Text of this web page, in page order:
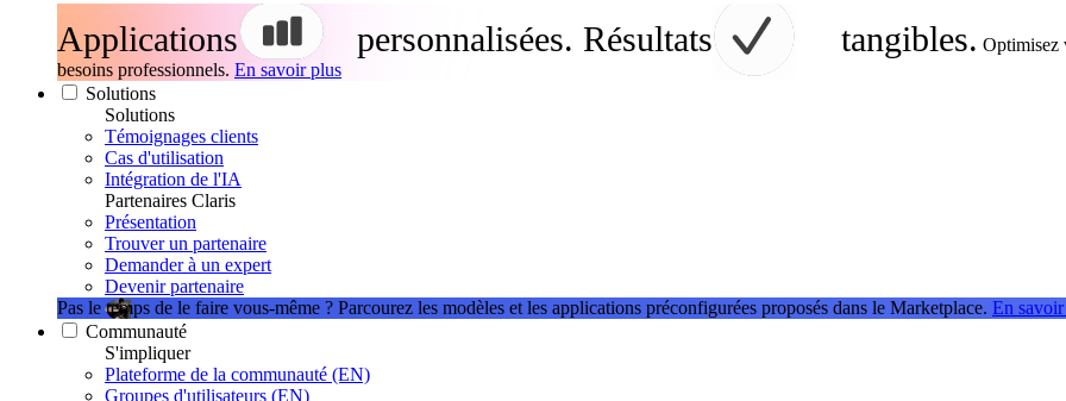
Applications personnalisées. Résultats tangibles. Optimisez
besoins professionnels. En savoir plus
Solutions
Solutions
Témoignages clients
Cas d'utilisation
Intégration de l'IA
Partenaires Claris
Présentation
Trouver un partenaire
Demander à un expert
Devenir partenaire
Pas le temps de le faire vous-même ? Parcourez les modèles et les applications préconfigurées proposés dans le Marketplace. En
Communauté
S'impliquer
Plateforme de la communauté (EN)
Groupes d'utilisateurs (EN)